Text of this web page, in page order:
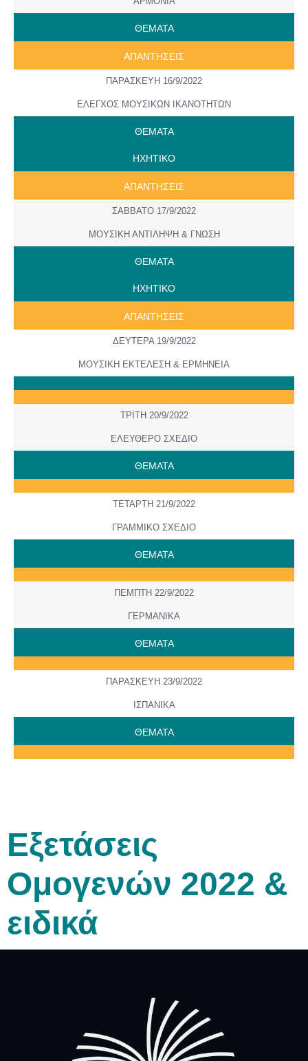
ΘΕΜΑΤΑ
ΑΠΑΝΤΗΣΕΙΣ
ΠΑΡΑΣΚΕΥΗ 16/9/2022
ΕΛΕΓΧΟΣ ΜΟΥΣΙΚΩΝ ΙΚΑΝΟΤΗΤΩΝ
ΘΕΜΑΤΑ
ΗΧΗΤΙΚΟ
ΑΠΑΝΤΗΣΕΙΣ
ΣΑΒΒΑΤΟ 17/9/2022
ΜΟΥΣΙΚΗ ΑΝΤΙΛΗΨΗ & ΓΝΩΣΗ
ΘΕΜΑΤΑ
ΗΧΗΤΙΚΟ
ΑΠΑΝΤΗΣΕΙΣ
ΔΕΥΤΕΡΑ 19/9/2022
ΜΟΥΣΙΚΗ ΕΚΤΕΛΕΣΗ & ΕΡΜΗΝΕΙΑ
ΤΡΙΤΗ 20/9/2022
ΕΛΕΥΘΕΡΟ ΣΧΕΔΙΟ
ΘΕΜΑΤΑ
ΤΕΤΑΡΤΗ 21/9/2022
ΓΡΑΜΜΙΚΟ ΣΧΕΔΙΟ
ΘΕΜΑΤΑ
ΠΕΜΠΤΗ 22/9/2022
ΓΕΡΜΑΝΙΚΑ
ΘΕΜΑΤΑ
ΠΑΡΑΣΚΕΥΗ 23/9/2022
ΙΣΠΑΝΙΚΑ
ΘΕΜΑΤΑ
Εξετάσεις
Ομογενών 2022 &
ειδικά